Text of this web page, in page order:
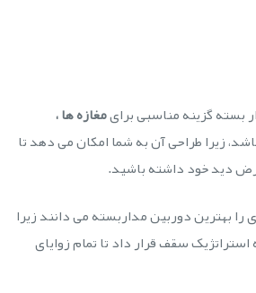
بسته گزینه مناسبی برایمغازه ها ،
زیرا طراحی آن به شما امکان می دهد تا
دید خود داشته باشید.
بهترین دوربین مداربسته می دانند زیرا
سقف قرار داد تا تمام زوایای